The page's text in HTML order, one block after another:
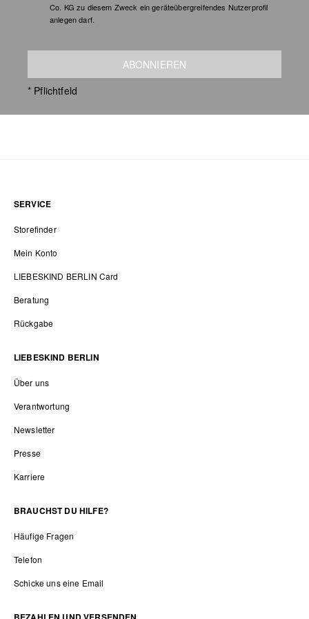
Co. KG zu diesem Zweck ein geräteübergreifendes Nutzerprofil
anlegen darf.
ABONNIEREN
* Pflichtfeld
SERVICE
Storefinder
Mein Konto
LIEBESKIND BERLIN Card
Beratung
Rückgabe
LIEBESKIND BERLIN
Über uns
Verantwortung
Newsletter
Presse
Karriere
BRAUCHST DU HILFE?
Häufige Fragen
Telefon
Schicke uns eine Email